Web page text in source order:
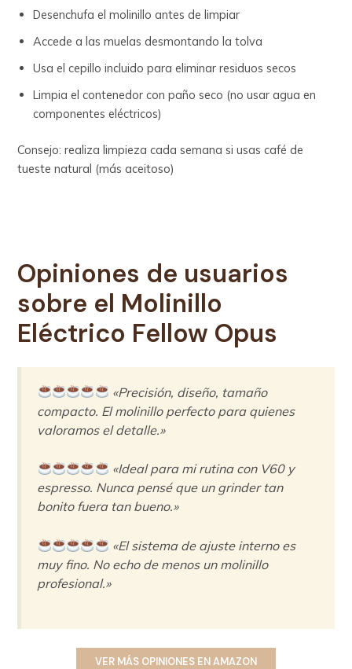
Desenchufa el molinillo antes de limpiar
Accede a las muelas desmontando la tolva
Usa el cepillo incluido para eliminar residuos secos
Limpia el contenedor con paño seco (no usar agua en
componentes eléctricos)
Consejo: realiza limpieza cada semana si usas café de
tueste natural (más aceitoso)
Opiniones de usuarios
sobre el Molinillo
Eléctrico Fellow Opus
«Precisión, diseño, tamaño
compacto. El molinillo perfecto para quienes
valoramos el detalle.»
«Ideal para mi rutina con V60 y
espresso. Nunca pensé que un grinder tan
bonito fuera tan bueno.»
«El sistema de ajuste interno es
muy fino. No echo de menos un molinillo
profesional.»
VER MÁS OPINIONES EN AMAZON